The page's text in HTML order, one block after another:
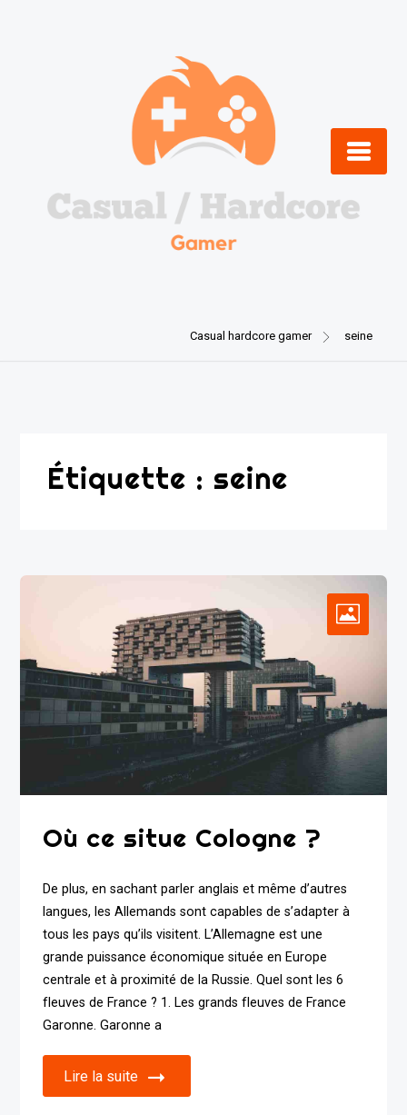
Casual hardcore gamer seine
Étiquette : seine
Où ce situe Cologne ?
De plus, en sachant parler anglais et même d’autres
langues, les Allemands sont capables de s’adapter à
tous les pays qu’ils visitent. L’Allemagne est une
grande puissance économique située en Europe
centrale et à proximité de la Russie. Quel sont les 6
fleuves de France ? 1. Les grands fleuves de France
Garonne. Garonne a
Lire la suite